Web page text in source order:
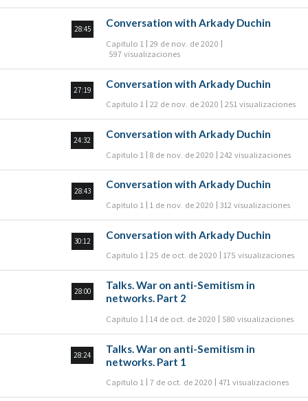
28:45
Conversation with Arkady Duchin
Capitulo 1 29 de nov. de 2020
597 visualizaciones
27:19
Conversation with Arkady Duchin
Capitulo 1 22 de nov. de 2020 251 visualizaciones
24:32
Conversation with Arkady Duchin
Capitulo 1 8 de nov. de 2020 242 visualizaciones
28:43
Conversation with Arkady Duchin
Capitulo 1 1 de nov. de 2020 312 visualizaciones
30:12
Conversation with Arkady Duchin
Capitulo 1 25 de oct. de 2020 175 visualizaciones
28:00
Talks. War on anti-Semitism in
networks. Part 2
Capitulo 1 14 de oct. de 2020 580 visualizaciones
28:24
Talks. War on anti-Semitism in
networks. Part 1
Capitulo 1 7 de oct. de 2020 471 visualizaciones